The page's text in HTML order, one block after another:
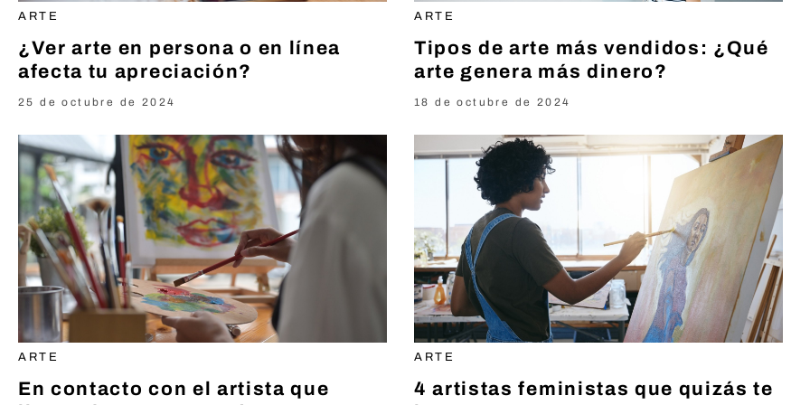
ARTE
¿Ver arte en persona o en línea
afecta tu apreciación?
25 de octubre de 2024
ARTE
Tipos de arte más vendidos: ¿Qué
arte genera más dinero?
18 de octubre de 2024
ARTE
En contacto con el artista que
ARTE
4 artistas feministas que quizás te